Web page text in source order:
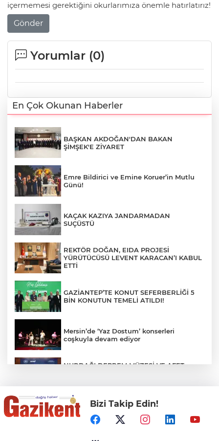
içermemesi gerektiğini okurlarımıza önemle hatırlatırız!
Gönder
Yorumlar (0)
En Çok Okunan Haberler
BAŞKAN AKDOĞAN'DAN BAKAN
ŞİMŞEK'E ZİYARET
Emre Bildirici ve Emine Koruer’in Mutlu
Günü!
KAÇAK KAZIYA JANDARMADAN
SUÇÜSTÜ
REKTÖR DOĞAN, EIDA PROJESİ
YÜRÜTÜCÜSÜ LEVENT KARACAN’I KABUL
ETTİ
GAZİANTEP’TE KONUT SEFERBERLİĞİ 5
BİN KONUTUN TEMELİ ATILDI!
Mersin’de ‘Yaz Dostum’ konserleri
coşkuyla devam ediyor
NURDAĞI DEPREM MÜZESİ VE AFET
Türkiye'nin Kaderini Değiştiren Gün!
Halef Bilgiç'ten Lozan'ın Yıl Dönümünde
Anlamlı Mesaj!
Bizi Takip Edin!